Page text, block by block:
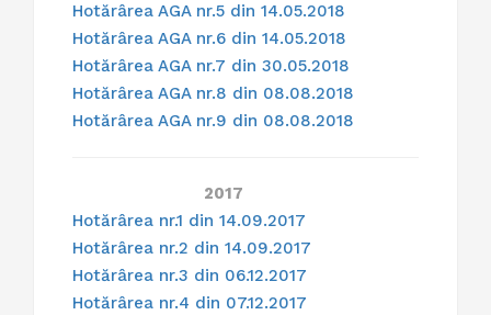
Hotărârea AGA nr.5 din 14.05.2018
Hotărârea AGA nr.6 din 14.05.2018
Hotărârea AGA nr.7 din 30.05.2018
Hotărârea AGA nr.8 din 08.08.2018
Hotărârea AGA nr.9 din 08.08.2018
2017
Hotărârea nr.1 din 14.09.2017
Hotărârea nr.2 din 14.09.2017
Hotărârea nr.3 din 06.12.2017
Hotărârea nr.4 din 07.12.2017